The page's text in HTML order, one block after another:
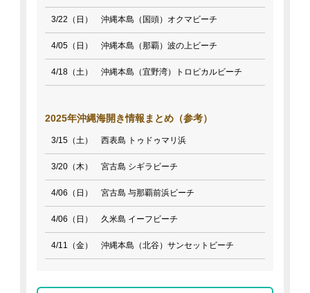
3/22（日） 沖縄本島（国頭）オクマビーチ
4/05（日） 沖縄本島（那覇）波の上ビーチ
4/18（土） 沖縄本島（宜野湾）トロピカルビーチ
2025年沖縄海開き情報まとめ（参考）
3/15（土） 西表島 トゥドゥマリ浜
3/20（木） 宮古島 シギラビーチ
4/06（日） 宮古島 与那覇前浜ビーチ
4/06（日） 久米島 イーフビーチ
4/11（金） 沖縄本島（北谷）サンセットビーチ